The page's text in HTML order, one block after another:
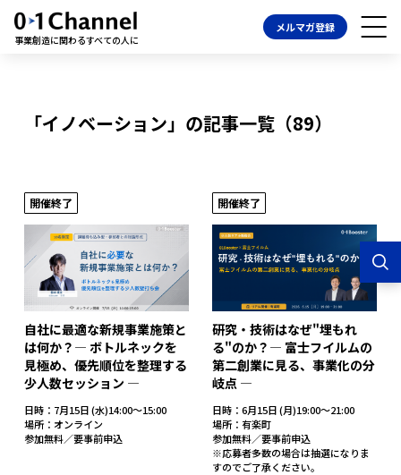
事業創造に関わるすべての人に
メルマガ登録
「イノベーション」の記事一覧（89）
開催終了
自社に最適な新規事業施策と
は何か？― ボトルネックを
見極め、優先順位を整理する
少人数セッション ―
日時：7月15日 (水)14:00～15:00
場所：オンライン
参加無料／要事前申込
開催終了
研究・技術はなぜ"埋もれ
る"のか？― 富士フイルムの
第二創業に見る、事業化の分
岐点 ―
日時：6月15日 (月)19:00～21:00
場所：有楽町
参加無料／要事前申込
※応募者多数の場合は抽選になりま
すのでご了承ください。